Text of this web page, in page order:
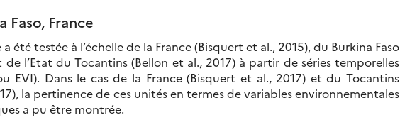
Faso, France
été testée à l’échelle de la France (Bisquert et al., 2015), du Burkina Faso
de l’Etat du Tocantins (Bellon et al., 2017) à partir de séries temporelles
EVI). Dans le cas de la France (Bisquert et al., 2017) et du Tocantins
la pertinence de ces unités en termes de variables environnementales
a pu être montrée.